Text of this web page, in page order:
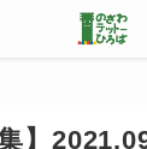
集】